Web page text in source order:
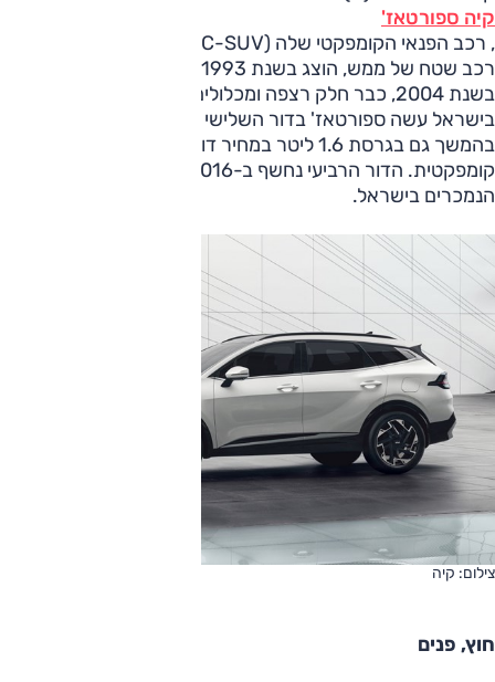
קיה ספורטאז'
בשנת 2004, כבר חלק רצפה ומכלולים עם יונדאי טוסון. את שמו
בהמשך גם בגרסת 1.6 ליטר במחיר דומה לזה של משפחתית
הנמכרים בישראל.
צילום: קיה
חוץ, פנים